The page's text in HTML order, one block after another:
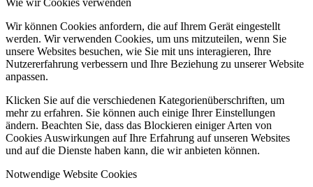
Wie wir Cookies verwenden
Wir können Cookies anfordern, die auf Ihrem Gerät eingestellt
werden. Wir verwenden Cookies, um uns mitzuteilen, wenn Sie
unsere Websites besuchen, wie Sie mit uns interagieren, Ihre
Nutzererfahrung verbessern und Ihre Beziehung zu unserer Website
anpassen.
Klicken Sie auf die verschiedenen Kategorienüberschriften, um
mehr zu erfahren. Sie können auch einige Ihrer Einstellungen
ändern. Beachten Sie, dass das Blockieren einiger Arten von
Cookies Auswirkungen auf Ihre Erfahrung auf unseren Websites
und auf die Dienste haben kann, die wir anbieten können.
Notwendige Website Cookies